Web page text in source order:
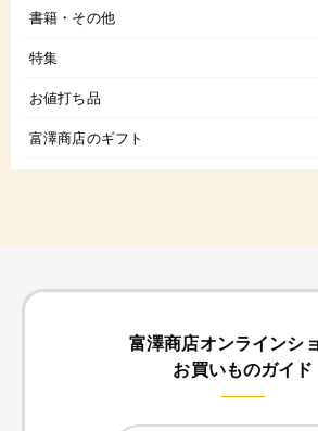
書籍・その他
特集
お値打ち品
富澤商店のギフト
富澤商店オンラインシ
お買いものガイド